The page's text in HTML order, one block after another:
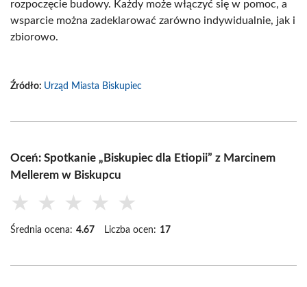
rozpoczęcie budowy. Każdy może włączyć się w pomoc, a
wsparcie można zadeklarować zarówno indywidualnie, jak i
zbiorowo.
Źródło: Urząd Miasta Biskupiec
Oceń: Spotkanie „Biskupiec dla Etiopii” z Marcinem
Mellerem w Biskupcu
★ ★ ★ ★ ★
Średnia ocena: 4.67 Liczba ocen: 17